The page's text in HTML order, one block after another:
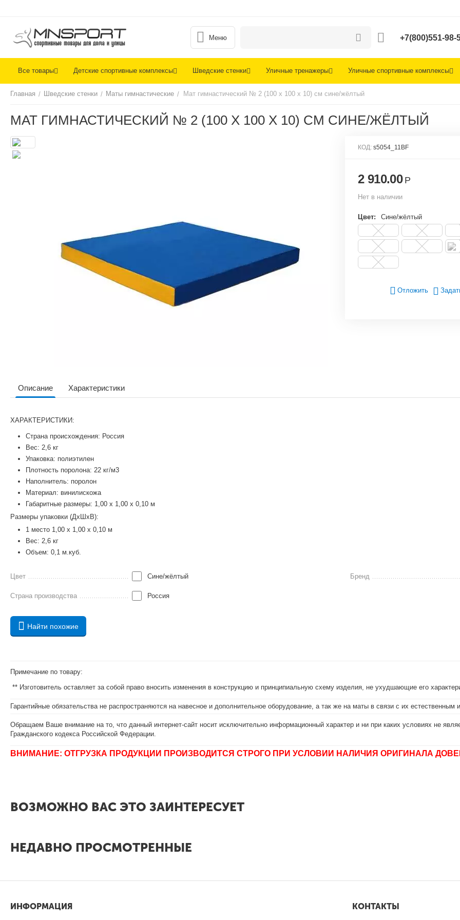
Меню +7(800)551-98-
Все товары Детские спортивные комплексы Шведские стенки Уличные тренажеры Уличные спортивные комплексы
Главная / Шведские стенки / Маты гимнастические / Мат гимнастический № 2 (100 х 100 х 10) см сине/жёлтый
МАТ ГИМНАСТИЧЕСКИЙ № 2 (100 Х 100 Х 10) СМ СИНЕ/ЖЁЛТЫЙ
КОД: s5054_11BF
2 910.00 Р
Нет в наличии
Цвет: Сине/жёлтый
Отложить
Описание Характеристики
ХАРАКТЕРИСТИКИ:
Страна происхождения: Россия
Вес: 2,6 кг
Упаковка: полиэтилен
Плотность поролона: 22 кг/м3
Наполнитель: поролон
Материал: винилискожа
Габаритные размеры: 1,00 х 1,00 х 0,10 м
Размеры упаковки (ДхШхВ):
1 место 1,00 х 1,00 х 0,10 м
Вес: 2,6 кг
Объем: 0,1 м.куб.
Цвет Сине/жёлтый
Страна производства Россия
Бренд
Найти похожие
Примечание по товару:
** Изготовитель оставляет за собой право вносить изменения в конструкцию и принципиальную схему изделия, не ухудшающие его
Гарантийные обязательства не распространяются на навесное и дополнительное оборудование, а так же на маты в связи с их естественным
Обращаем Ваше внимание на то, что данный интернет-сайт носит исключительно информационный характер и ни при каких условиях не
Гражданского кодекса Российской Федерации.
ВНИМАНИЕ: ОТГРУЗКА ПРОДУКЦИИ ПРОИЗВОДИТСЯ СТРОГО ПРИ УСЛОВИИ НАЛИЧИЯ ОРИГИНАЛА
ВОЗМОЖНО ВАС ЭТО ЗАИНТЕРЕСУЕТ
НЕДАВНО ПРОСМОТРЕННЫЕ
ИНФОРМАЦИЯ КОНТАКТЫ